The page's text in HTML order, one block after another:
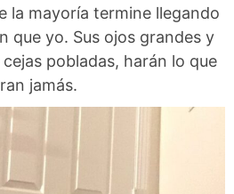
la mayoría termine llegando
que yo. Sus ojos grandes y
pobladas, harán lo que
jamás.